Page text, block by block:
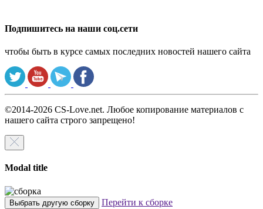
Подпишитесь на наши соц.сети
чтобы быть в курсе самых последних новостей нашего сайта
©2014-2026 CS-Love.net. Любое копирование материалов с
нашего сайта строго запрещено!
Modal title
Выбрать другую сборку Перейти к сборке